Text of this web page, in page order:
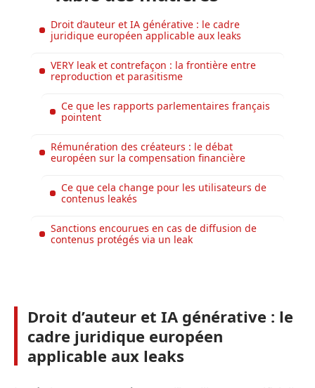
Droit d’auteur et IA générative : le cadre
juridique européen applicable aux leaks
VERY leak et contrefaçon : la frontière entre
reproduction et parasitisme
Ce que les rapports parlementaires français
pointent
Rémunération des créateurs : le débat
européen sur la compensation financière
Ce que cela change pour les utilisateurs de
contenus leakés
Sanctions encourues en cas de diffusion de
contenus protégés via un leak
Droit d’auteur et IA générative : le
cadre juridique européen
applicable aux leaks